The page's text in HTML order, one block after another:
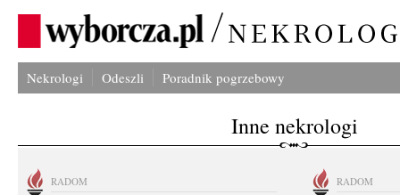
Nekrologi Odeszli Poradnik pogrzebowy
Inne nekrologi
RADOM RADOM